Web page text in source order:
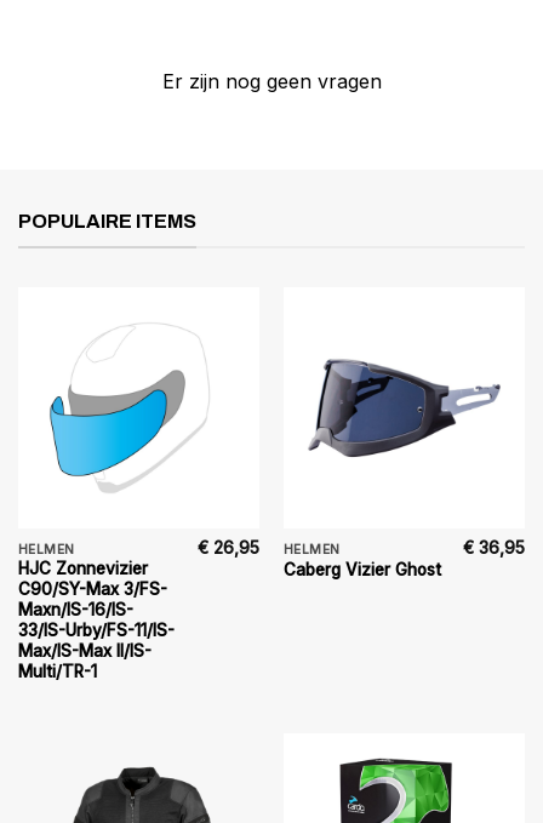
Er zijn nog geen vragen
POPULAIRE ITEMS
HELMEN
HJC Zonnevizier
C90/SY-Max 3/FS-
Maxn/IS-16/IS-
33/IS-Urby/FS-11/IS-
Max/IS-Max II/IS-
Multi/TR-1
€ 26,95 HELMEN
Caberg Vizier Ghost
€ 36,95